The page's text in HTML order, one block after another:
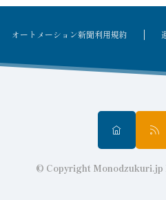
オートメーション新聞利用規約
© Copyright